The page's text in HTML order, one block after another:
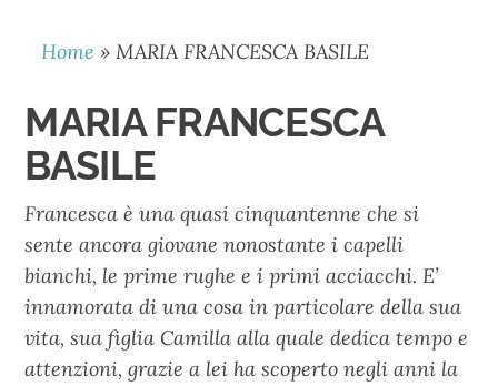
Home »MARIA FRANCESCA BASILE
MARIA FRANCESCA
BASILE
Francesca è una quasi cinquantenne che si
sente ancora giovane nonostante i capelli
bianchi, le prime rughe e i primi acciacchi. E’
innamorata di una cosa in particolare della sua
vita, sua figlia Camilla alla quale dedica tempo e
attenzioni, grazie a lei ha scoperto negli anni la